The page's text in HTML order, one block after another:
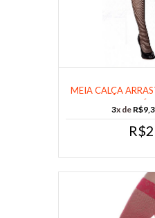
MEIA CALÇA
3x de